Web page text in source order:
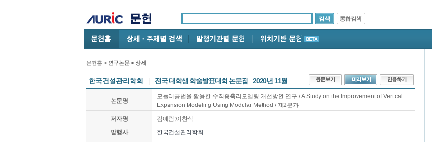
문헌홈 > 연구논문 > 상세
한국건설관리학회 | 전국 대학생 학술발표대회 논문집 2020년 11월
논문명
모듈러공법을 활용한 수직증축리모델링 개선방안 연구 / A Study on the Improvement of Vertical
Expansion Modeling Using Modular Method / 제2분과
저자명
김예림;이찬식
발행사
한국건설관리학회